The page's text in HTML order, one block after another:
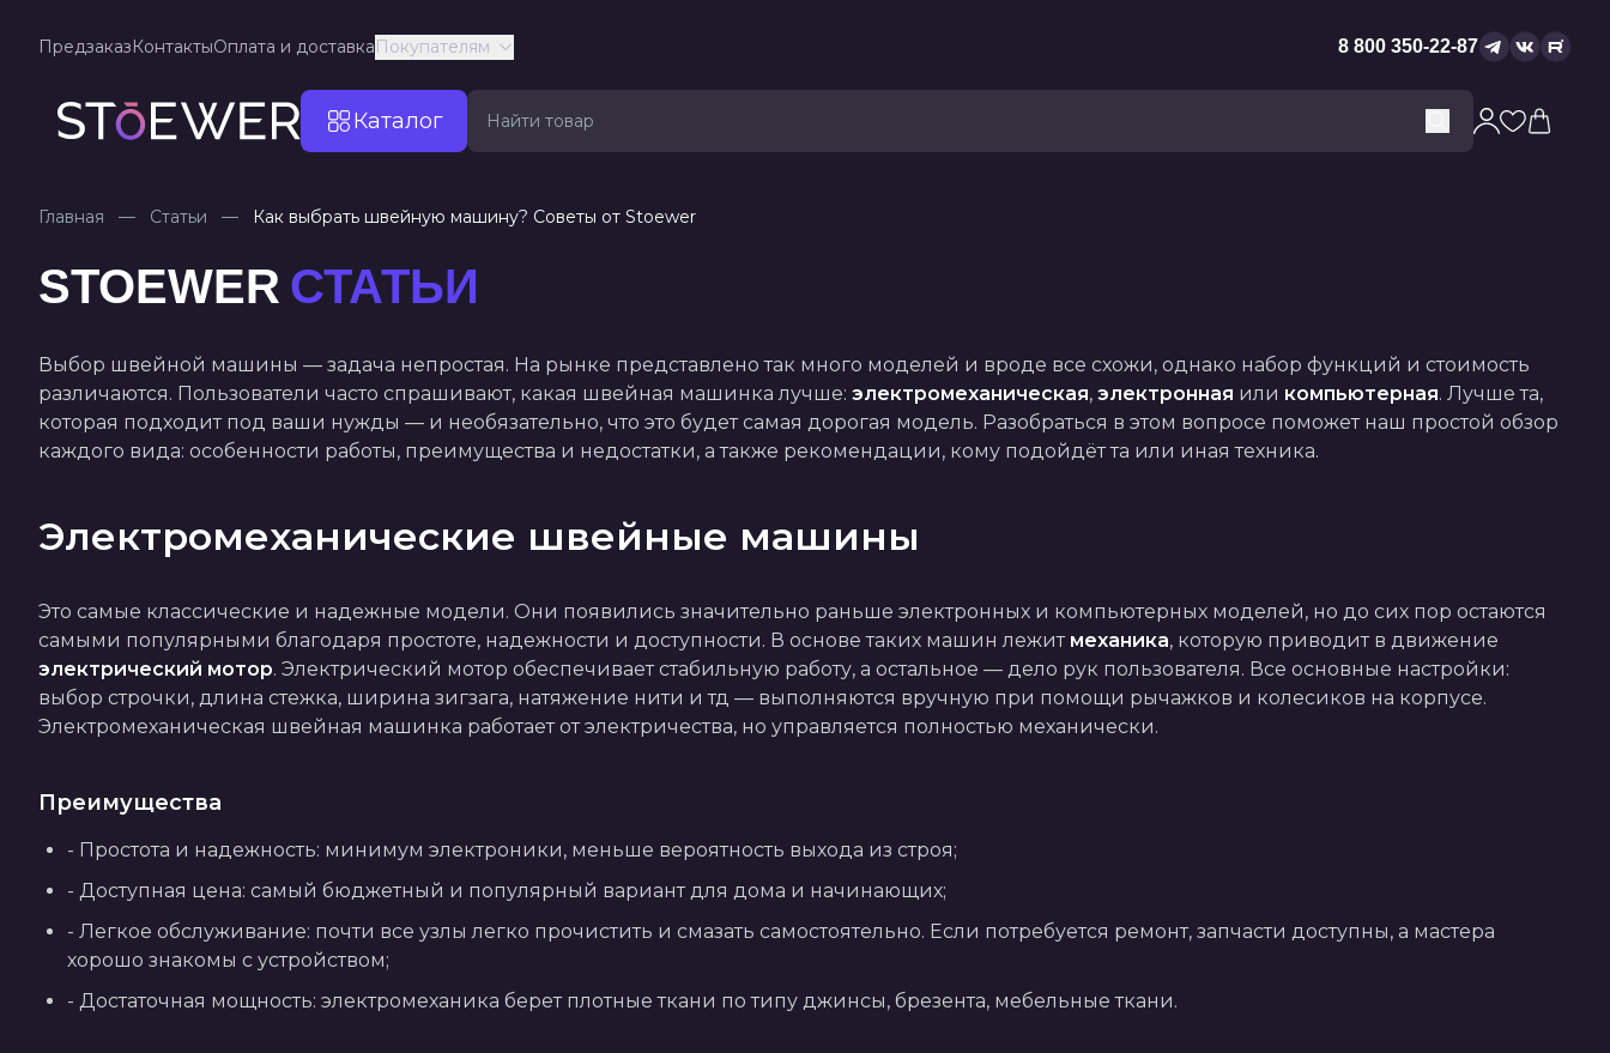
ПредзаказКонтактыОплата и доставкаПокупателям 8 800 350-22-87
Каталог
Главная — Статьи — Как выбрать швейную машину? Советы от Stoewer
STOEWER СТАТЬИ
Как выбрать швейную машину? Советы от Stoewer
Выбор швейной машины — задача непростая. На рынке представлено так много моделей и вроде все схожи, однако набор функций и стоимость
различаются. Пользователи часто спрашивают, какая швейная машинка лучше: электромеханическая, электронная или компьютерная. Лучше та,
которая подходит под ваши нужды — и необязательно, что это будет самая дорогая модель. Разобраться в этом вопросе поможет наш простой обзор
каждого вида: особенности работы, преимущества и недостатки, а также рекомендации, кому подойдёт та или иная техника.
Электромеханические швейные машины
Это самые классические и надежные модели. Они появились значительно раньше электронных и компьютерных моделей, но до сих пор остаются
самыми популярными благодаря простоте, надежности и доступности. В основе таких машин лежит механика
электрический мотор. Электрический мотор обеспечивает стабильную работу, а остальное — дело рук пользователя. Все основные настройки:
выбор строчки, длина стежка, ширина зигзага, натяжение нити и тд — выполняются вручную при помощи рычажков и колесиков на корпусе.
Электромеханическая швейная машинка работает от электричества, но управляется полностью механически.
Преимущества
- Простота и надежность: минимум электроники, меньше вероятность выхода из строя;
- Доступная цена: самый бюджетный и популярный вариант для дома и начинающих;
- Легкое обслуживание: почти все узлы легко прочистить и смазать самостоятельно. Если потребуется ремонт, запчасти доступны, а мастера
хорошо знакомы с устройством;
- Достаточная мощность: электромеханика берет плотные ткани по типу джинсы, брезента, мебельные ткани.